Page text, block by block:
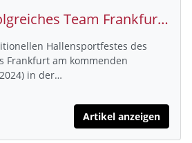
Ehrung für erfolgreiches Team Frankfurt -Kreisvergleich 2024
Hallensportfestes des
Frankfurt am kommenden
in der…
Artikel anzeigen